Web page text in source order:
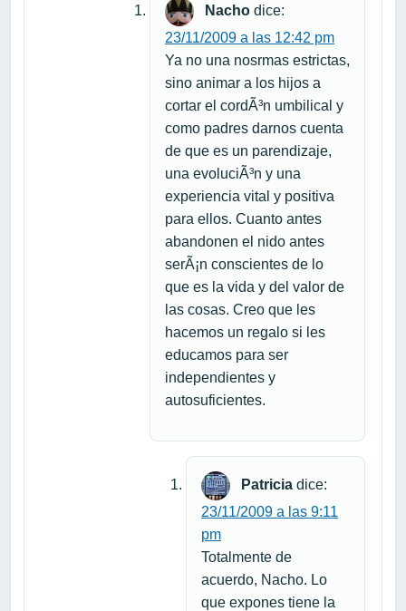
Nacho dice:
23/11/2009 a las 12:42 pm
Ya no una nosrmas estrictas,
sino animar a los hijos a
cortar el cordÃ³n umbilical y
como padres darnos cuenta
de que es un parendizaje,
una evoluciÃ³n y una
experiencia vital y positiva
para ellos. Cuanto antes
abandonen el nido antes
serÃ¡n conscientes de lo
que es la vida y del valor de
las cosas. Creo que les
hacemos un regalo si les
educamos para ser
independientes y
autosuficientes.
Patricia dice:
23/11/2009 a las 9:11
pm
Totalmente de
acuerdo, Nacho. Lo
que expones tiene la